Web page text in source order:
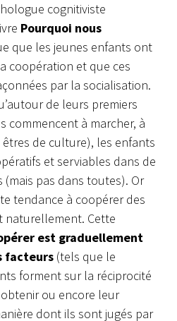
cognitiviste
Pourquoi nous
que les jeunes enfants ont
coopération et que ces
par la socialisation.
de leurs premiers
commencent à marcher, à
de culture), les enfants
et serviables dans de
pas dans toutes). Or
tendance à coopérer des
naturellement. Cette
est graduellement
facteurs (tels que le
forment sur la réciprocité
ou encore leur
dont ils sont jugés par